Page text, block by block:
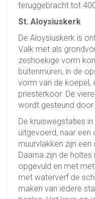
teruggebracht tot
St. Aloysiuskerk
De Aloysiuskerk is
Valk met als
zeshoekige vorm
buitenmuren, in de
vorm van de koepel,
priesterkoor. De
wordt gesteund door
De kruiswegstaties
uitgevoerd, naar een
muurvlakken zijn
Daarna zijn de
opgevuld en met
met waterverf de
maken van iedere